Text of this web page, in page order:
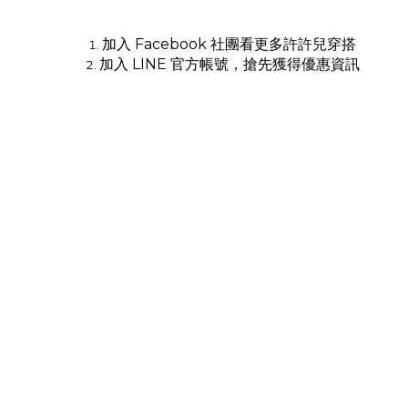
加入 Facebook 社團看更多許許兒穿搭
加入 LINE 官方帳號，搶先獲得優惠資訊